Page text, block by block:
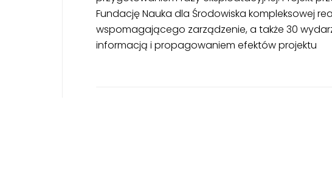
Fundację Nauka dla Środowiska kompleksowej
wspomagającego zarządzenie, a także 30
informacją i propagowaniem efektów projektu